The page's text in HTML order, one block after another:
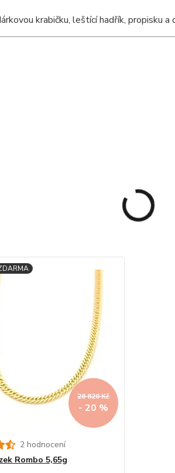
krabičku, leštící hadřík, propisku
28 820 Kč
- 20 %
2 hodnocení
Rombo 5,65g